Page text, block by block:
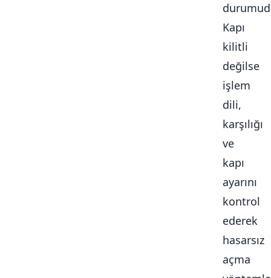
Kapı
kilitli
değilse
işlem
dili,
karşılığı
ve
kapı
ayarını
kontrol
ederek
hasarsız
açma